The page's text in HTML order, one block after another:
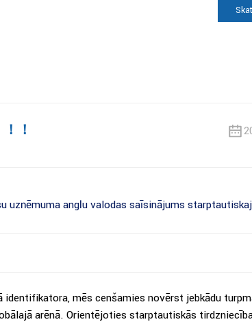
！
uzņēmuma angļu valodas saīsinājums
mēs cenšamies novērst jebkādu
arēnā. Orientējoties starptautiskās